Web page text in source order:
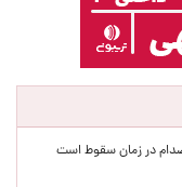
در زمان سقوط است